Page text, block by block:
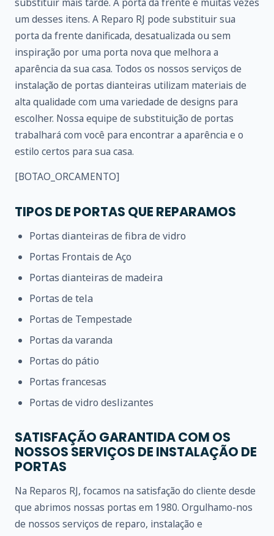
um desses itens. A Reparo RJ pode substituir sua
porta da frente danificada, desatualizada ou sem
inspiração por uma porta nova que melhora a
aparência da sua casa. Todos os nossos serviços de
instalação de portas dianteiras utilizam materiais de
alta qualidade com uma variedade de designs para
escolher. Nossa equipe de substituição de portas
trabalhará com você para encontrar a aparência e o
estilo certos para sua casa.
[BOTAO_ORCAMENTO]
TIPOS DE PORTAS QUE REPARAMOS
Portas dianteiras de fibra de vidro
Portas Frontais de Aço
Portas dianteiras de madeira
Portas de tela
Portas de Tempestade
Portas da varanda
Portas do pátio
Portas francesas
Portas de vidro deslizantes
SATISFAÇÃO GARANTIDA COM OS
NOSSOS SERVIÇOS DE INSTALAÇÃO DE
PORTAS
Na Reparos RJ, focamos na satisfação do cliente desde
que abrimos nossas portas em 1980. Orgulhamo-nos
de nossos serviços de reparo, instalação e